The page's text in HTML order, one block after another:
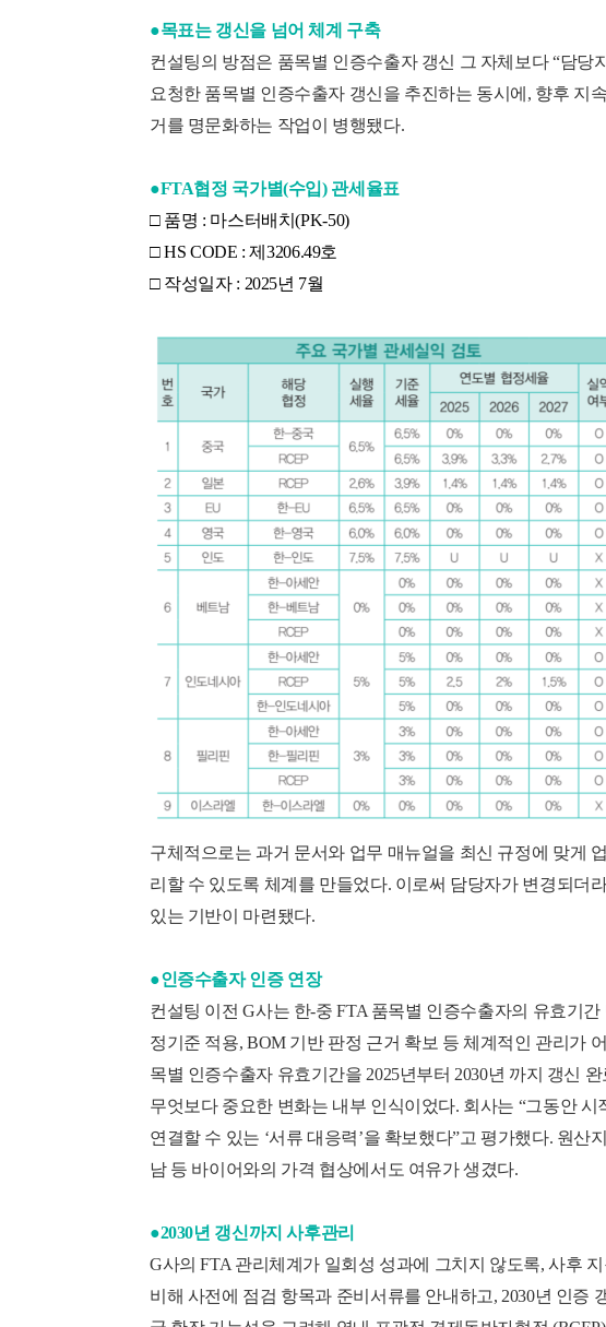
●목표는 갱신을 넘어 체계 구축
컨설팅의 방점은 품목별 인증수출자 갱신 그 자체보다 “담
요청한 품목별 인증수출자 갱신을 추진하는 동시에, 향후 지
거를 명문화하는 작업이 병행됐다.
●FTA협정 국가별(수입) 관세율표
□ 품명 : 마스터배치(PK-50)
□ HS CODE : 제3206.49호
□ 작성일자 : 2025년 7월
구체적으로는 과거 문서와 업무 매뉴얼을 최신 규정에 맞게
리할 수 있도록 체계를 만들었다. 이로써 담당자가 변경되더
있는 기반이 마련됐다.
●인증수출자 인증 연장
컨설팅 이전 G사는 한-중 FTA 품목별 인증수출자의 유효기
정기준 적용, BOM 기반 판정 근거 확보 등 체계적인 관리가
목별 인증수출자 유효기간을 2025년부터 2030년 까지 갱신
무엇보다 중요한 변화는 내부 인식이었다. 회사는 “그동안
연결할 수 있는 ‘서류 대응력’을 확보했다”고 평가했다. 원
남 등 바이어와의 가격 협상에서도 여유가 생겼다.
●2030년 갱신까지 사후관리
G사의 FTA 관리체계가 일회성 성과에 그치지 않도록, 사후
비해 사전에 점검 항목과 준비서류를 안내하고, 2030년 인증